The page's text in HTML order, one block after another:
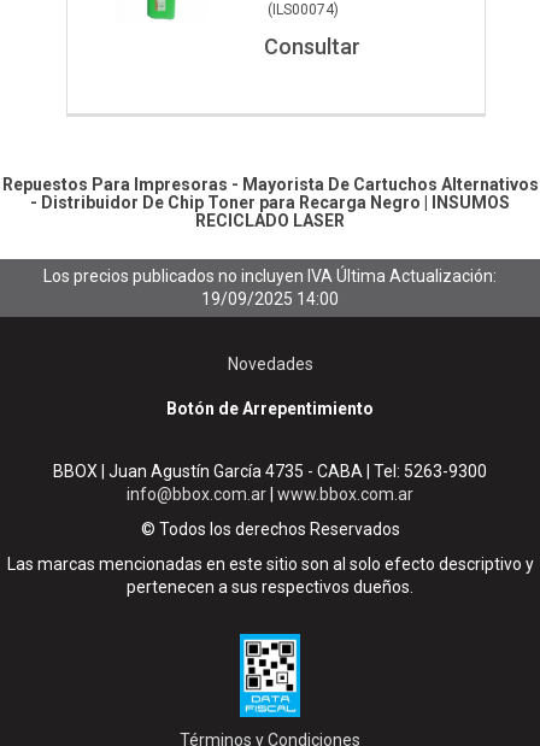
( ILS00074)
Consultar
Repuestos Para Impresoras - Mayorista De Cartuchos Alternativos
- Distribuidor De Chip Toner para Recarga Negro
INSUMOS
RECICLADO LASER
Los precios publicados no incluyen IVA Última Actualización:
19/09/2025 14:00
Novedades
Botón de Arrepentimiento
BBOX | Juan Agustín García 4735 - CABA | Tel: 5263-9300
info@bbox.com.ar www.bbox.com.ar
© Todos los derechos Reservados
Las marcas mencionadas en este sitio son al solo efecto descriptivo y
pertenecen a sus respectivos dueños.
Términos y Condiciones